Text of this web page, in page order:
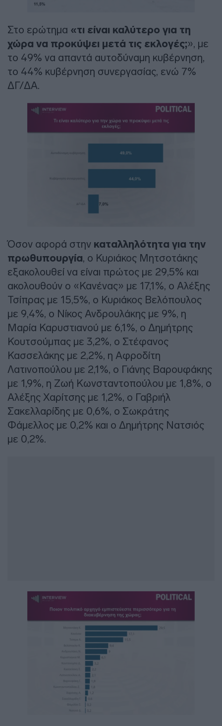
Στο ερώτημα «τι είναι καλύτερο για τη
χώρα να προκύψει μετά τις εκλογές;», με
το 49% να απαντά αυτοδύναμη κυβέρνηση,
το 44% κυβέρνηση συνεργασίας, ενώ 7%
ΔΓ/ΔΑ.
Όσον αφορά στην καταλληλότητα για την
πρωθυπουργία, ο Κυριάκος Μητσοτάκης
εξακολουθεί να είναι πρώτος με 29,5% και
ακολουθούν ο «Κανένας» με 17,1%, ο Αλέξης
Τσίπρας με 15,5%, ο Κυριάκος Βελόπουλος
με 9,4%, ο Νίκος Ανδρουλάκης με 9%, η
Μαρία Καρυστιανού με 6,1%, ο Δημήτρης
Κουτσούμπας με 3,2%, ο Στέφανος
Κασσελάκης με 2,2%, η Αφροδίτη
Λατινοπούλου με 2,1%, ο Γιάνης Βαρουφάκης
με 1,9%, η Ζωή Κωνσταντοπούλου με 1,8%, ο
Αλέξης Χαρίτσης με 1,2%, ο Γαβριήλ
Σακελλαρίδης με 0,6%, ο Σωκράτης
Φάμελλος με 0,2% και ο Δημήτρης Νατσιός
με 0,2%.